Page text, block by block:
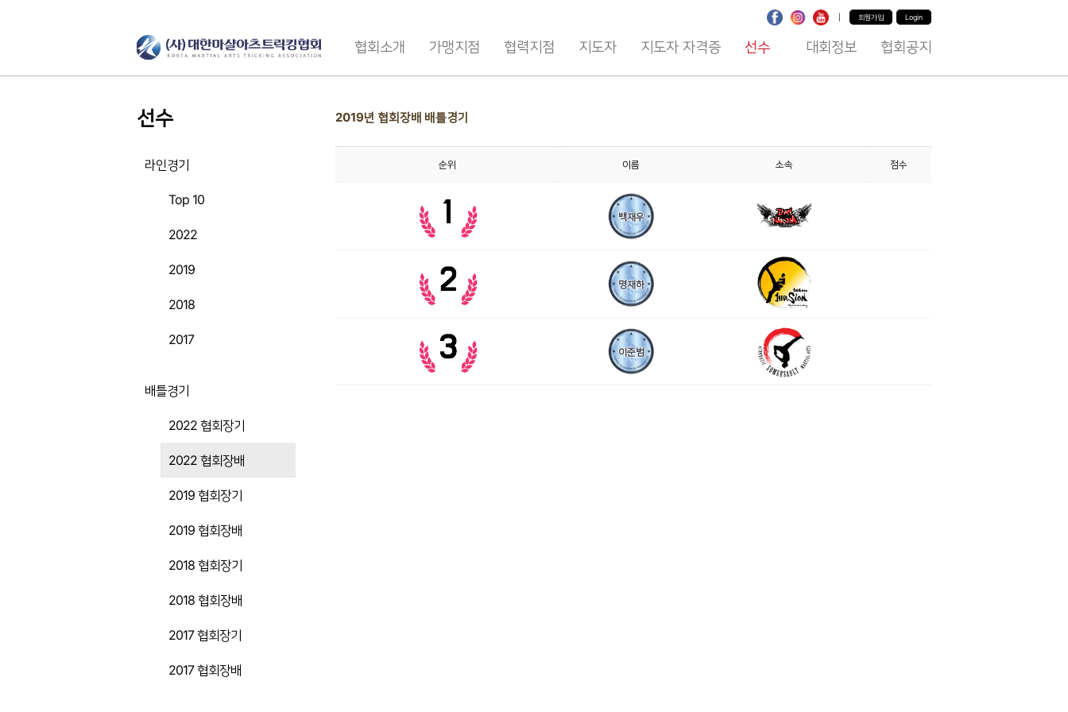
회원가입 Login
협회소개 가맹지점 협력지점 지도자 지도자 자격증 선수 대회정보 협회공지
선수
라인경기
Top 10
2022
2019
2018
2017
배틀경기
2022 협회장기
2022 협회장배
2019 협회장기
2019 협회장배
2018 협회장기
2018 협회장배
2017 협회장기
2017 협회장배
2019년 협회장배 배틀경기
순위 이름 소속 점수
백재우
명재하
이준범